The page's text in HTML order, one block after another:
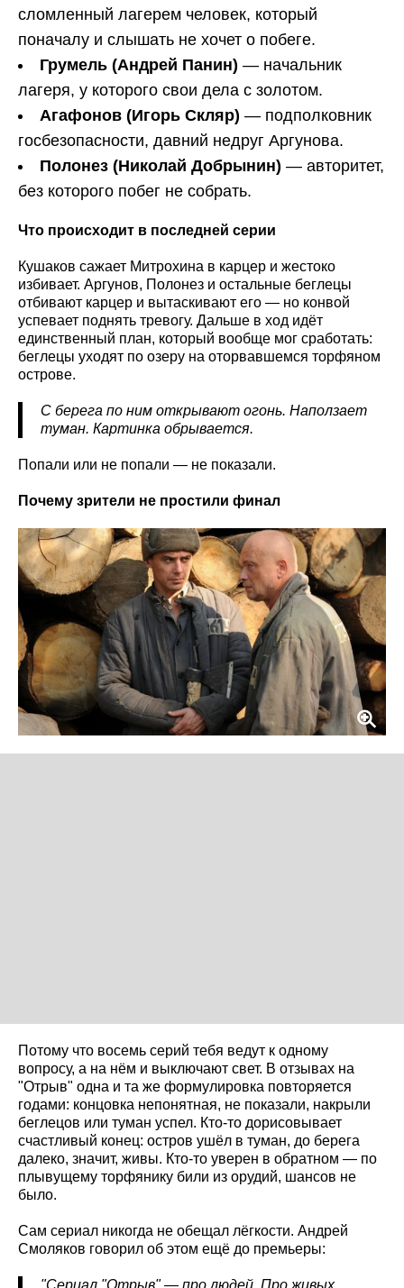
сломленный лагерем человек, который
поначалу и слышать не хочет о побеге.
Грумель (Андрей Панин) — начальник
лагеря, у которого свои дела с золотом.
Агафонов (Игорь Скляр) — подполковник
госбезопасности, давний недруг Аргунова.
Полонез (Николай Добрынин) — авторитет,
без которого побег не собрать.
Что происходит в последней серии
Кушаков сажает Митрохина в карцер и жестоко
избивает. Аргунов, Полонез и остальные беглецы
отбивают карцер и вытаскивают его — но конвой
успевает поднять тревогу. Дальше в ход идёт
единственный план, который вообще мог сработать:
беглецы уходят по озеру на оторвавшемся торфяном
острове.
С берега по ним открывают огонь. Наползает
туман. Картинка обрывается.
Попали или не попали — не показали.
Почему зрители не простили финал
Потому что восемь серий тебя ведут к одному
вопросу, а на нём и выключают свет. В отзывах на
"Отрыв" одна и та же формулировка повторяется
годами: концовка непонятная, не показали, накрыли
беглецов или туман успел. Кто-то дорисовывает
счастливый конец: остров ушёл в туман, до берега
далеко, значит, живы. Кто-то уверен в обратном — по
плывущему торфянику били из орудий, шансов не
было.
Сам сериал никогда не обещал лёгкости. Андрей
Смоляков говорил об этом ещё до премьеры:
"Сериал "Отрыв" — про людей. Про живых